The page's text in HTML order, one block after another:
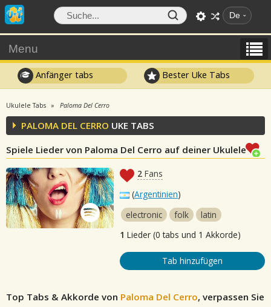
De
Menu
Anfänger tabs Bester Uke Tabs
Ukulele Tabs Paloma Del Cerro
PALOMA DEL CERRO UKE TABS
Spiele Lieder von Paloma Del Cerro auf deiner Ukulele
2 Fans
(Argentinien)
electronic
folk
latin
1 Lieder (0 tabs und 1 Akkorde)
Tab hinzufügen
Top Tabs & Akkorde von Paloma Del Cerro, verpassen Sie